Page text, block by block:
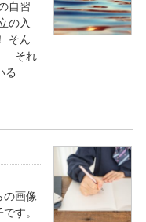
自習
の入
そん
それ
る …
画像
す。